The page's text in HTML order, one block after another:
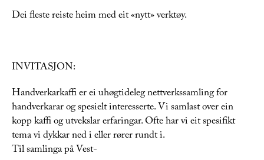
Dei fleste reiste heim med eit «nytt» verktøy.
INVITASJON:
Handverkarkaffi er ei uhøgtideleg nettverkssamling for
handverkarar og spesielt interesserte. Vi samlast over ein
kopp kaffi og utvekslar erfaringar. Ofte har vi eit spesifikt
tema vi dykkar ned i eller rører rundt i.
Til samlinga på Vest-